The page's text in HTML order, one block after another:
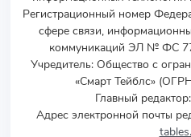
Регистрационный номер
сфере связи,
коммуникаций ЭЛ № ФС
Учредитель: Общество с
«Смарт Тейблс»
Главный
Адрес электронной почты